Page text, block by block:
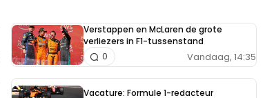
Verstappen en McLaren de grote
verliezers in F1-tussenstand
Vandaag, 14:35
0
Vacature: Formule 1-redacteur